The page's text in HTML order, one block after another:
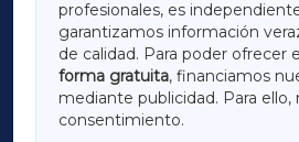
profesionales, es
garantizamos información
de calidad. Para poder ofrecer
forma gratuita, financiamos
mediante publicidad. Para
consentimiento.
LUGOXA